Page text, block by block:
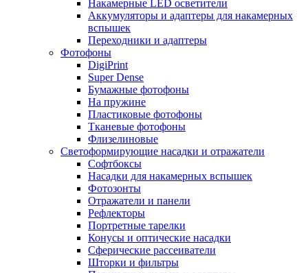
Накамерные LED осветители
Аккумуляторы и адаптеры для накамерных
вспышек
Переходники и адаптеры
Фотофоны
DigiPrint
Super Dense
Бумажные фотофоны
На пружине
Пластиковые фотофоны
Тканевые фотофоны
Флизелиновые
Светоформирующие насадки и отражатели
Софтбоксы
Насадки для накамерных вспышек
Фотозонты
Отражатели и панели
Рефлекторы
Портретные тарелки
Конусы и оптические насадки
Сферические рассеиватели
Шторки и фильтры